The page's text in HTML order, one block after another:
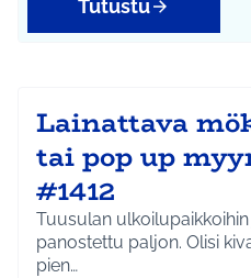
Tutustu
Lainattava
tai pop up
#1412
Tuusulan
panostettu paljon. Olisi
pien…